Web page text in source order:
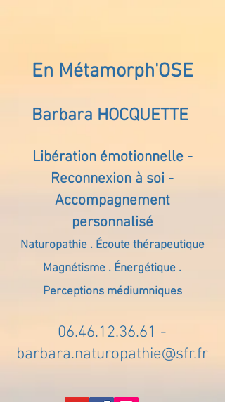
En Métamorph'OSE
Barbara HOCQUETTE
Libération émotionnelle -
Reconnexion à soi -
Accompagnement
personnalisé
Naturopathie . Écoute thérapeutique
Magnétisme . Énergétique .
Perceptions médiumniques
06.46.12.36.61 -
barbara.naturopathie@sfr.fr